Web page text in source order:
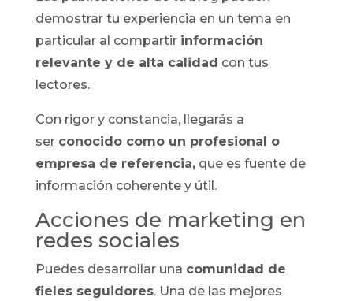
demostrar tu experiencia en un tema en
particular al compartir información
relevante y de alta calidad con tus
lectores.
Con rigor y constancia, llegarás a
ser conocido como un profesional o
empresa de referencia,que es fuente de
información coherente y útil.
Acciones de marketing en
redes sociales
Puedes desarrollar una comunidad de
fieles seguidores. Una de las mejores